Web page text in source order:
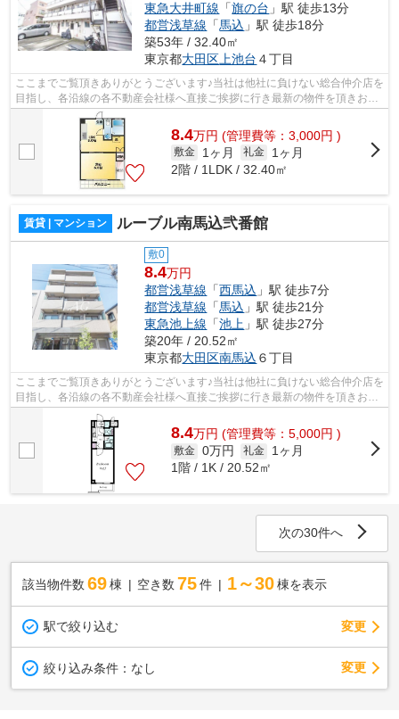
東急大井町線 「旗の台 」駅 徒歩13分
都営浅草線 「馬込 」駅 徒歩18分
築53年 / 32.40㎡
東京都大田区 上池台 ４丁目
ここまでご覧頂きありがとうございます♪当社は他社に負けない総合仲介店を
目指し、各沿線の各不動産会社様へ直接ご挨拶に行き最新の物件を頂きお客
様へ提供しております！最新の情報は...
8.4万円 (管理費等：3,000円 )
敷金 1ヶ月 礼金
1ヶ月
2階 / 1LDK / 32.40㎡
賃貸 | マンション ルーブル南馬込弐番館
敷0
8.4万円
都営浅草線 「西馬込 」駅 徒歩7分
都営浅草線 「馬込 」駅 徒歩21分
東急池上線 「池上 」駅 徒歩27分
築20年 / 20.52㎡
東京都大田区南馬込 ６丁目
ここまでご覧頂きありがとうございます♪当社は他社に負けない総合仲介店を
目指し、各沿線の各不動産会社様へ直接ご挨拶に行き最新の物件を頂きお客
様へ提供しております！最新の情報は...
8.4万円 (管理費等：5,000円 )
敷金 0万円 礼金
1ヶ月
1階 / 1K / 20.52㎡
次の30件へ
該当物件数 69棟 空き数 75 件 1～30 棟を表示
駅で絞り込む 変更
絞り込み条件： なし 変更